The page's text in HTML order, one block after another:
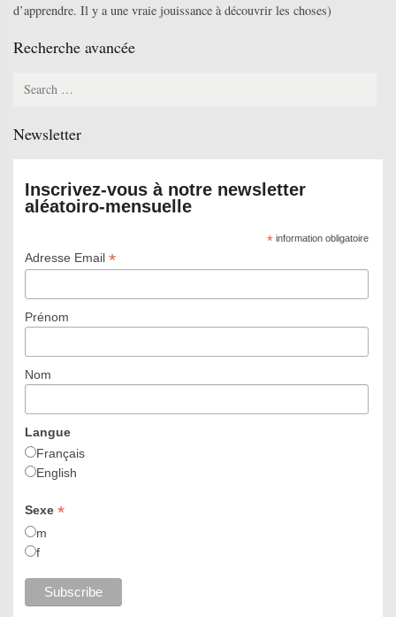
d’apprendre. Il y a une vraie jouissance à découvrir les choses)
Recherche avancée
Newsletter
Inscrivez-vous à notre newsletter
aléatoiro-mensuelle
*information obligatoire
Adresse Email *
Prénom
Nom
Langue
Français
English
Sexe *
m
f